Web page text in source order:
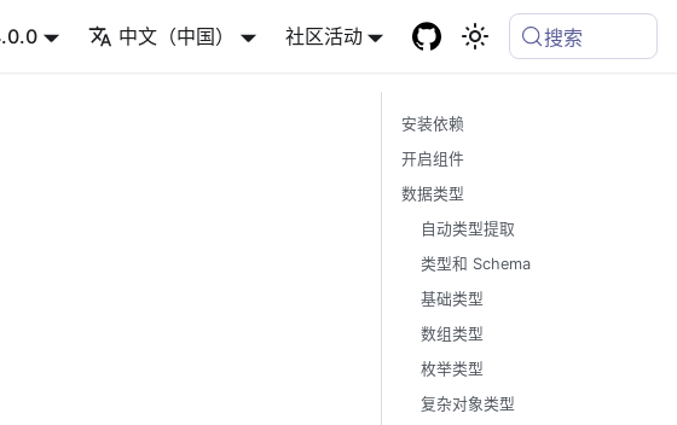
中文（中国） 社区活动 搜索
安装依赖
开启组件
数据类型
自动类型提取
类型和 Schema
基础类型
数组类型
枚举类型
复杂对象类型